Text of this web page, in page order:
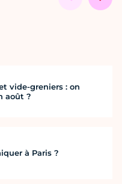
vide-greniers : on
août ?
à Paris ?